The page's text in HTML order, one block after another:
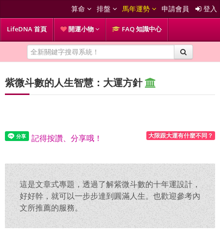
算命 排盤 馬年運勢 申請會員 登入
LifeDNA 首頁 開運小物 FAQ 知識中心
紫微斗數的人生智慧：大運方針
記得按讚、分享哦！ 大限跟大運有什麼不同？
這是文章式專題，透過了解紫微斗數的十年運設計，
好好幹，就可以一步步達到圓滿人生。也歡迎參考內
文所推薦的服務。